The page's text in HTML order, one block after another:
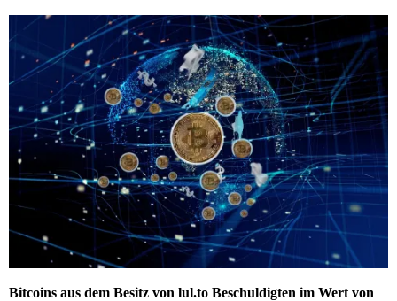
Bitcoins aus dem Besitz von lul.to Beschuldigten im Wert von